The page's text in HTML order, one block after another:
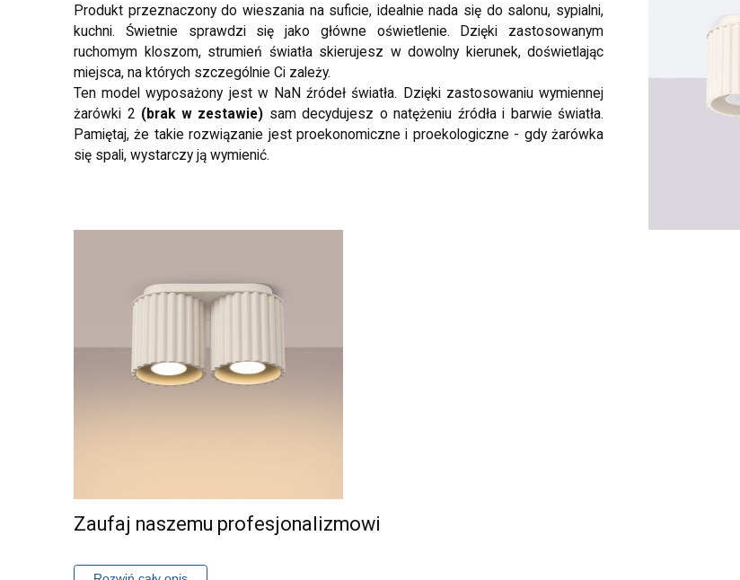
Produkt przeznaczony do wieszania na suficie, idealnie nada się do salonu, sypialni,
kuchni. Świetnie sprawdzi się jako główne oświetlenie. Dzięki zastosowanym
ruchomym kloszom, strumień światła skierujesz w dowolny kierunek, doświetlając
miejsca, na których szczególnie Ci zależy.
Ten model wyposażony jest w NaN źródeł światła. Dzięki zastosowaniu wymiennej
żarówki 2 (brak w zestawie) sam decydujesz o natężeniu źródła i barwie światła.
Pamiętaj, że takie rozwiązanie jest proekonomiczne i proekologiczne - gdy żarówka
się spali, wystarczy ją wymienić.
Zaufaj naszemu profesjonalizmowi